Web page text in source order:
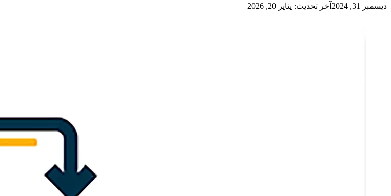
ديسمبر 31, 2024 آخر تحديث: يناير 20, 2026